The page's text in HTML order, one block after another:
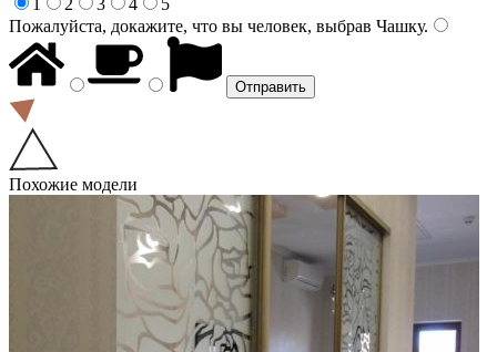
Пожалуйста, докажите, что вы человек, выбрав Чашку.
Похожие модели